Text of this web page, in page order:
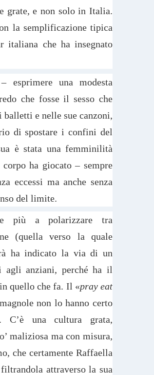
grate, e non solo in Italia.
la semplificazione tipica
italiana che ha insegnato
esprimere una modesta
che fosse il sesso che
e nelle sue canzoni,
di spostare i confini del
è stata una femminilità
ha giocato – sempre
eccessi ma anche senza
del limite.
più a polarizzare tra
(quella verso la quale
ha indicato la via di un
agli anziani, perché ha il
quello che fa. Il «pray eat
non lo hanno certo
C’è una cultura grata,
maliziosa ma con misura,
che certamente Raffaella
attraverso la sua